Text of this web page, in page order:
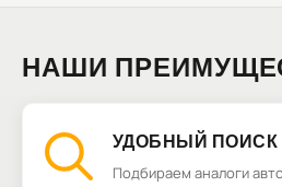
НАШИ
УДОБНЫЙ ПОИСК
Подбираем аналоги